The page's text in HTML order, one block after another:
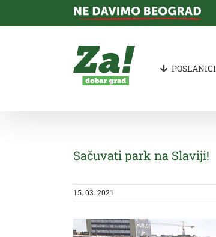
POSLANICI
Sačuvati park na Slaviji!
15. 03. 2021.